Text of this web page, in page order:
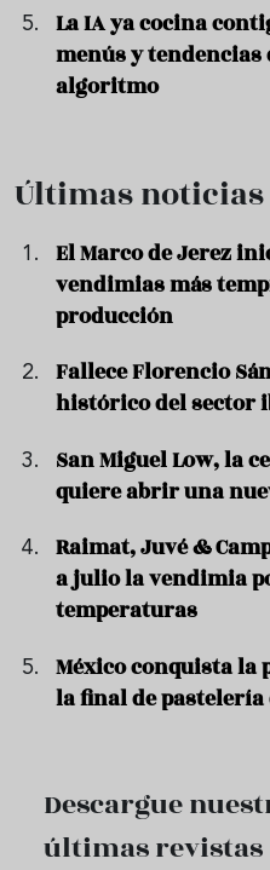
La IA ya cocina
menús y tendencias
algoritmo
Últimas noticias
El Marco de Jerez
vendimias más
producción
Fallece Florencio
histórico del sector
San Miguel Low, la
quiere abrir una
Raimat, Juvé &
a julio la vendimia
temperaturas
México conquista la
la final de pastelería
Descargue
últimas revistas